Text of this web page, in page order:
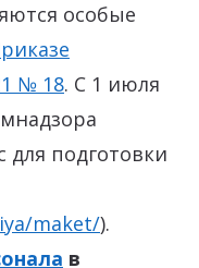
особые
№ 18. С 1 июля
для подготовки
maket/).
в